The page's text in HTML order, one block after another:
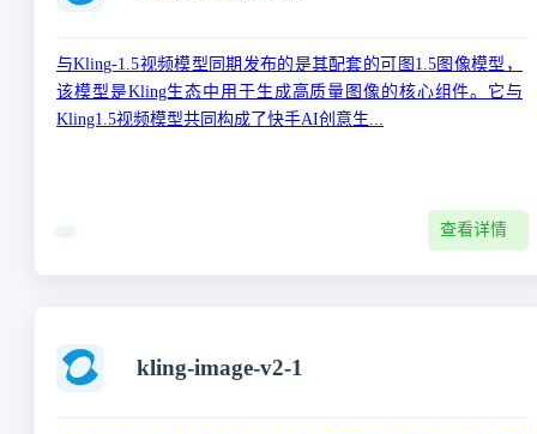
与Kling-1.5视频模型同期发布的是其配套的‌可图1.5图像模型‌，
该模型是Kling生态中用于生成高质量图像的核心组件。它与
Kling1.5视频模型共同构成了快手AI创意生...
查看详情
kling-image-v2-1